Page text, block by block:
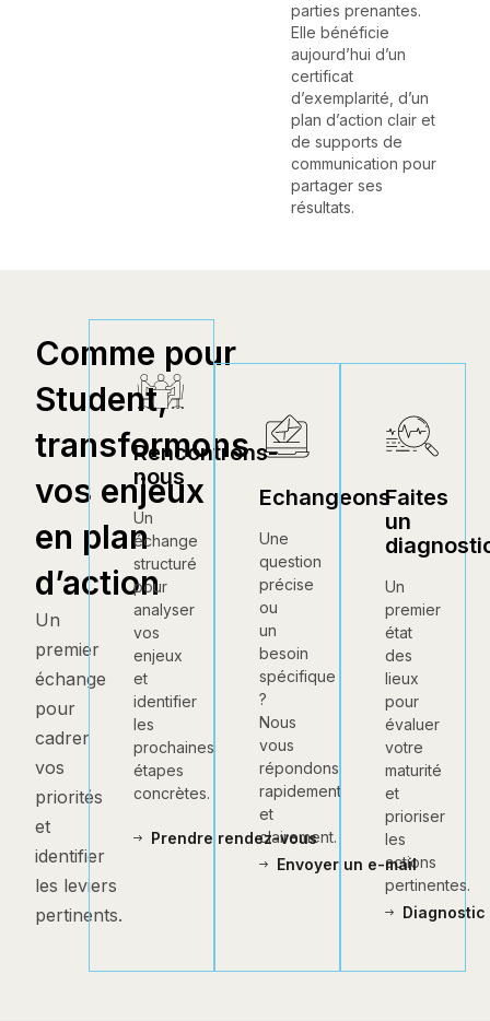
parties prenantes.
Elle bénéficie
aujourd’hui d’un
certificat
d’exemplarité, d’un
plan d’action clair et
de supports de
communication pour
partager ses
résultats.
Comme pour
Student,
transformons
vos enjeux
en plan
d’action
Un
premier
échange
pour
cadrer
vos
priorités
et
identifier
les leviers
pertinents.
Rencontrons-
nous
Un
échange
structuré
pour
analyser
vos
enjeux
et
identifier
les
prochaines
étapes
concrètes.
Prendre rendez-vous
Echangeons
Une
question
précise
ou
un
besoin
spécifique
?
Nous
vous
répondons
rapidement
et
clairement.
Envoyer un e-mail
Faites
un
Un
premier
état
des
lieux
pour
évaluer
votre
maturité
et
prioriser
les
actions
pertinentes.